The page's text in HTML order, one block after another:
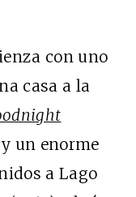
con uno
casa a la
un enorme
a Lago